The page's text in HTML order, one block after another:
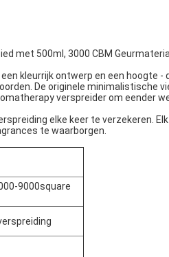
met 500ml, 3000 CBM
kleurrijk ontwerp en een hoogte -
De originele minimalistische
verspreider om eender
elke keer te verzekeren. Elk
te waarborgen.
9000square